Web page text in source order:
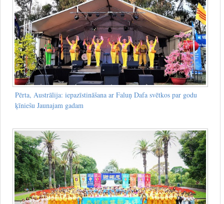
Pērta, Austrālija: iepazīstināšana ar Faluņ Dafa svētkos par godu
ķīniešu Jaunajam gadam